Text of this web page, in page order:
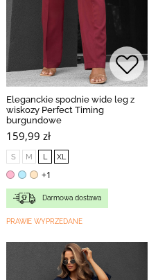
Eleganckie spodnie wide leg z
wiskozy Perfect Timing
burgundowe
159,99 zł
S M L XL
+1
Darmowa dostawa
PRAWIE WYPRZEDANE